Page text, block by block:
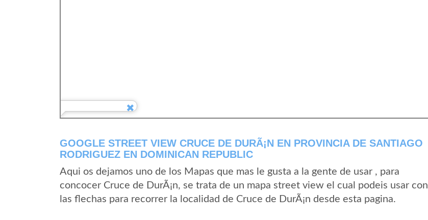
GOOGLE STREET VIEW CRUCE DE DURÃ¡N EN PROVINCIA DE SANTIAGO
RODRIGUEZ EN DOMINICAN REPUBLIC
Aqui os dejamos uno de los Mapas que mas le gusta a la gente de usar , para
concocer Cruce de DurÃ¡n, se trata de un mapa street view el cual podeis usar con
las flechas para recorrer la localidad de Cruce de DurÃ¡n desde esta pagina.